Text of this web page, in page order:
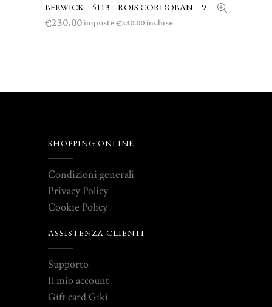
LEGGI TUTTO
BERWICK – 5113 – ROIS CORDOBAN – 9
€230.00imposte€230.00incluse
SHOPPING ONLINE
Condizioni generali
Privacy Policy
Cookie Policy
ASSISTENZA CLIENTI
Supporto
Il mio account
Gift card Giki